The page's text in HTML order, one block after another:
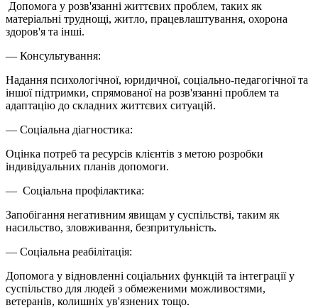
Допомога у розв'язанні життєвих проблем, таких як
матеріальні труднощі, житло, працевлаштування, охорона
здоров'я та інші.
— Консультування:
Надання психологічної, юридичної, соціально-педагогічної та
іншої підтримки, спрямованої на розв'язанні проблем та
адаптацію до складних життєвих ситуацій.
— Соціальна діагностика:
Оцінка потреб та ресурсів клієнтів з метою розробки
індивідуальних планів допомоги.
— Соціальна профілактика:
Запобігання негативним явищам у суспільстві, таким як
насильство, зловживання, безпритульність.
— Соціальна реабілітація:
Допомога у відновленні соціальних функцій та інтеграції у
суспільство для людей з обмеженими можливостями,
ветеранів, колишніх ув'язнених тощо.